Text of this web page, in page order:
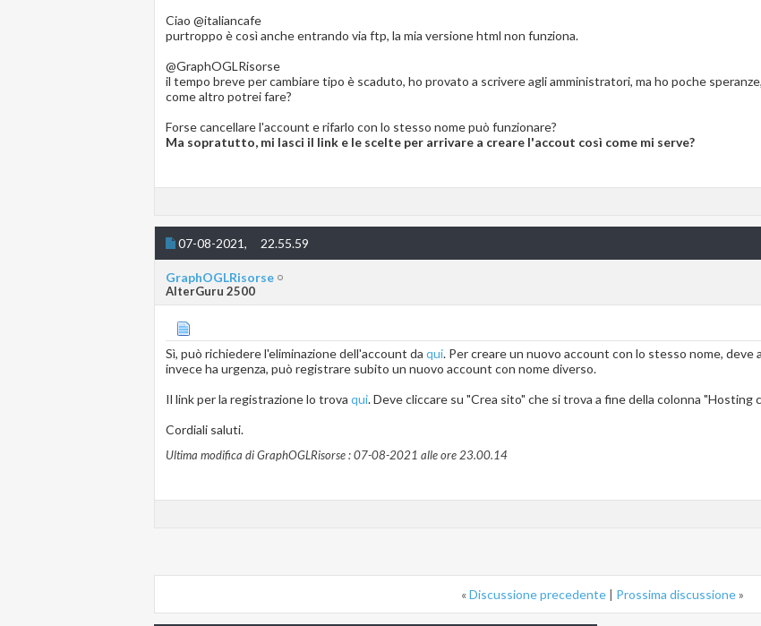
Ciao @italiancafe
purtroppo è così anche entrando via ftp, la mia versione html non funziona.
@GraphOGLRisorse
il tempo breve per cambiare tipo è scaduto, ho provato a scrivere agli amministratori, ma ho poche speranze,
come altro potrei fare?
Forse cancellare l'account e rifarlo con lo stesso nome può funzionare?
Ma sopratutto, mi lasci il link e le scelte per arrivare a creare l'accout così come mi serve?
07-08-2021, 22.55.59
GraphOGLRisorse
AlterGuru 2500
Sì, può richiedere l'eliminazione dell'account da qui. Per creare un nuovo account con lo stesso nome,
invece ha urgenza, può registrare subito un nuovo account con nome diverso.
Il link per la registrazione lo trova qui. Deve cliccare su "Crea sito" che si trova a fine della colonna "Hosting
Cordiali saluti.
Ultima modifica di GraphOGLRisorse : 07-08-2021 alle ore 23.00.14
«Discussione precedente | Prossima discussione»